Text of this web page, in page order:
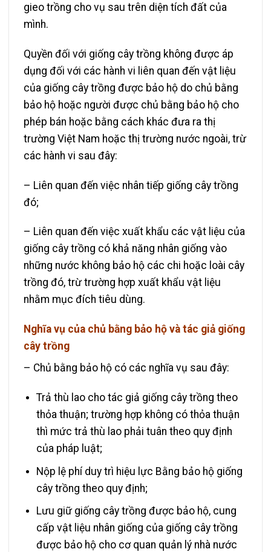
gieo trồng cho vụ sau trên diện tích đất của
mình.
Quyền đối với giống cây trồng không được áp
dụng đối với các hành vi liên quan đến vật liệu
của giống cây trồng được bảo hộ do chủ bằng
bảo hộ hoặc người được chủ bằng bảo hộ cho
phép bán hoặc bằng cách khác đưa ra thị
trường Việt Nam hoặc thị trường nước ngoài, trừ
các hành vi sau đây:
– Liên quan đến việc nhân tiếp giống cây trồng
đó;
– Liên quan đến việc xuất khẩu các vật liệu của
giống cây trồng có khả năng nhân giống vào
những nước không bảo hộ các chi hoặc loài cây
trồng đó, trừ trường hợp xuất khẩu vật liệu
nhằm mục đích tiêu dùng.
Nghĩa vụ của chủ bằng bảo hộ và tác giả giống
cây trồng
– Chủ bằng bảo hộ có các nghĩa vụ sau đây:
Trả thù lao cho tác giả giống cây trồng theo
thỏa thuận; trường hợp không có thỏa thuận
thì mức trả thù lao phải tuân theo quy định
của pháp luật;
Nộp lệ phí duy trì hiệu lực Bằng bảo hộ giống
cây trồng theo quy định;
Lưu giữ giống cây trồng được bảo hộ, cung
cấp vật liệu nhân giống của giống cây trồng
được bảo hộ cho cơ quan quản lý nhà nước